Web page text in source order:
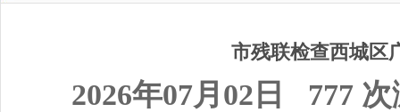
市残联检查西城区
2026年07月02日
777